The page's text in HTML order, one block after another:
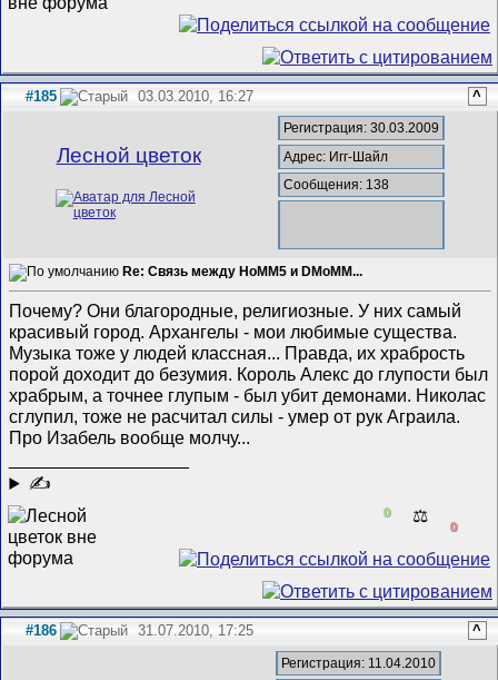
#185 03.03.2010, 16:27 ^
Лесной цветок
Регистрация: 30.03.2009
Адрес: Игг-Шайл
Сообщения: 138
Re: Связь между HoMM5 и DMoMM...
Почему? Они благородные, религиозные. У них самый
красивый город. Архангелы - мои любимые существа.
Музыка тоже у людей классная... Правда, их храбрость
порой доходит до безумия. Король Алекс до глупости был
храбрым, а точнее глупым - был убит демонами. Николас
сглупил, тоже не расчитал силы - умер от рук Аграила.
Про Изабель вообще молчу...
✍
0 ⚖️
0
#186 31.07.2010, 17:25 ^
Регистрация: 11.04.2010